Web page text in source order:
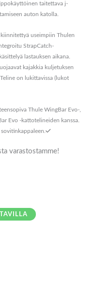
taitettava j-
auton katolla.
useimpiin Thulen
StrapCatch-
lastauksen aikana.
kajakkia kuljetuksen
on lukittavissa (lukot
Thule WingBar Evo-,
Evo -kattotelineiden kanssa.
varastostamme!